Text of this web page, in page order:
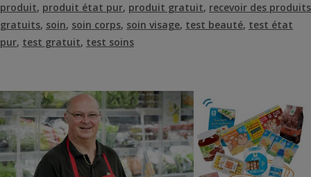
produit, produit état pur, produit gratuit, recevoir des produits
gratuits, soin, soin corps, soin visage, test beauté, test état
pur, test gratuit, test soins